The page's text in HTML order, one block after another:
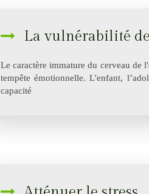
La vulnérabilité
Le caractère immature du cerveau de
tempête émotionnelle. L'enfant,
capacité